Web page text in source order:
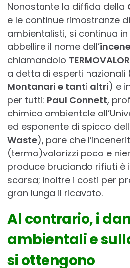
Nonostante la diffida della
e le continue rimostranze
ambientalisti, si continua
abbellire il nome dell’
chiamandolo
a detta di esperti nazionali (
Montanari e tanti altri) e
per tutti: Paul Connett,
chimica ambientale
ed esponente di spicco
Waste), pare che
(termo)valorizzi poco e
produce bruciando rifiuti è
scarsa; inoltre i costi per
gran lunga il ricavato.
Al contrario, i
ambientali e
si ottengono